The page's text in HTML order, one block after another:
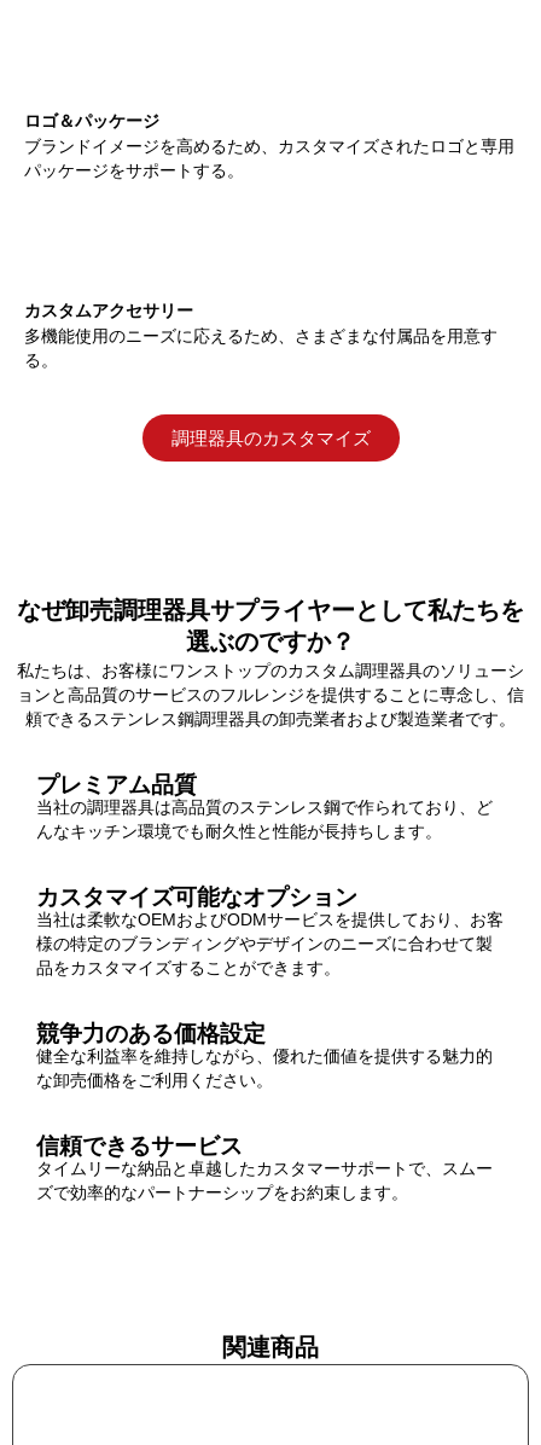
ロゴ＆パッケージ
ブランドイメージを高めるため、カスタマイズされたロゴと専用
パッケージをサポートする。
カスタムアクセサリー
多機能使用のニーズに応えるため、さまざまな付属品を用意す
る。
調理器具のカスタマイズ
なぜ卸売調理器具サプライヤーとして私たちを
選ぶのですか？
私たちは、お客様にワンストップのカスタム調理器具のソリューシ
ョンと高品質のサービスのフルレンジを提供することに専念し、信
頼できるステンレス鋼調理器具の卸売業者および製造業者です。
プレミアム品質
当社の調理器具は高品質のステンレス鋼で作られており、ど
んなキッチン環境でも耐久性と性能が長持ちします。
カスタマイズ可能なオプション
当社は柔軟なOEMおよびODMサービスを提供しており、お客
様の特定のブランディングやデザインのニーズに合わせて製
品をカスタマイズすることができます。
競争力のある価格設定
健全な利益率を維持しながら、優れた価値を提供する魅力的
な卸売価格をご利用ください。
信頼できるサービス
タイムリーな納品と卓越したカスタマーサポートで、スムー
ズで効率的なパートナーシップをお約束します。
関連商品